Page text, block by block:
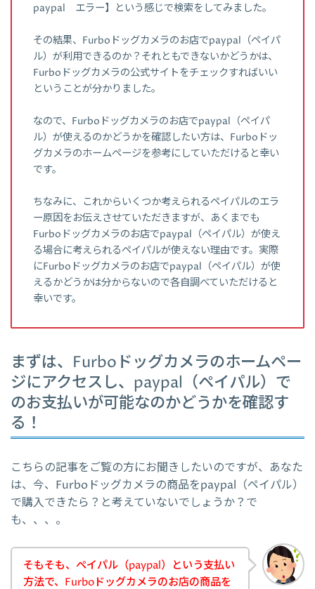
paypal エラー】という感じで検索をしてみました。
その結果、Furboドッグカメラのお店でpaypal（ペイパ
ル）が利用できるのか？それともできないかどうかは、
Furboドッグカメラの公式サイトをチェックすればいい
ということが分かりました。
なので、Furboドッグカメラのお店でpaypal（ペイパ
ル）が使えるのかどうかを確認したい方は、Furboドッ
グカメラのホームページを参考にしていただけると幸い
です。
ちなみに、これからいくつか考えられるペイパルのエラ
ー原因をお伝えさせていただきますが、あくまでも
Furboドッグカメラのお店でpaypal（ペイパル）が使え
る場合に考えられるペイパルが使えない理由です。実際
にFurboドッグカメラのお店でpaypal（ペイパル）が使
えるかどうかは分からないので各自調べていただけると
幸いです。
まずは、Furboドッグカメラのホームペー
ジにアクセスし、paypal（ペイパル）で
のお支払いが可能なのかどうかを確認す
る！
こちらの記事をご覧の方にお聞きしたいのですが、あなた
は、今、Furboドッグカメラの商品をpaypal（ペイパル）
で購入できたら？と考えていないでしょうか？で
も、、、。
そもそも、ペイパル（paypal）という支払い
方法で、Furboドッグカメラのお店の商品を